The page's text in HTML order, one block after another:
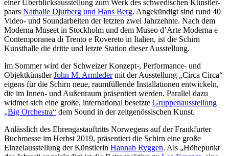
einer Über­blicks­aus­stel­lung zum Werk des schwe­di­schen Künst­ler­
paars Natha­lie Djur­berg und Hans Berg. Angekündigt sind rund 40
Video- und Sound­ar­bei­ten der letz­ten zwei Jahr­zehnte. Nach dem
Moderna Museet in Stockholm und dem Museo d’Arte Moderna e
Contemporanea di Trento e Rovereto in Italien, ist die Schirn
Kunsthalle die dritte und letzte Station dieser Ausstellung.
Im Sommer wird der Schwei­zer Konzept-, Perfor­mance- und
Objekt­künst­lerJohn M. Armle­dermit der Ausstel­lung „Circa Circa“
eigens für die Schirn neue, raum­fül­lende Instal­la­tio­nen entwi­ckeln,
die im Innen- und Außen­raum präsen­tie­rt werden. Parallel dazu
widmet sich eine große, international besetzte Gruppenausstellung
„Big Orchestra“ dem Sound in der zeit­ge­nös­si­schen Kunst.
Anläss­lich des Ehren­gast­auf­tritts Norwe­gens auf der Frank­fur­ter
Buch­messe im Herbst 2019, präsentiert die Schirn eine große
Einzel­aus­stel­lung der Künst­le­rin Hannah Ryggen. Als „Höhe­punkt